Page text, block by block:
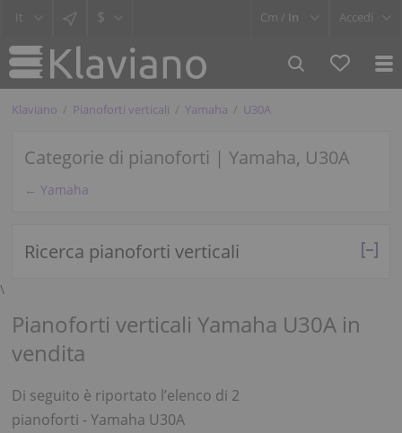
$ Cm / In Accedi
Klaviano Pianoforti verticali Yamaha U30A
Categorie di pianoforti | Yamaha, U30A
← Yamaha
Ricerca pianoforti verticali
\
Pianoforti verticali Yamaha U30A in
vendita
Di seguito è riportato l’elenco di 2
pianoforti - Yamaha U30A